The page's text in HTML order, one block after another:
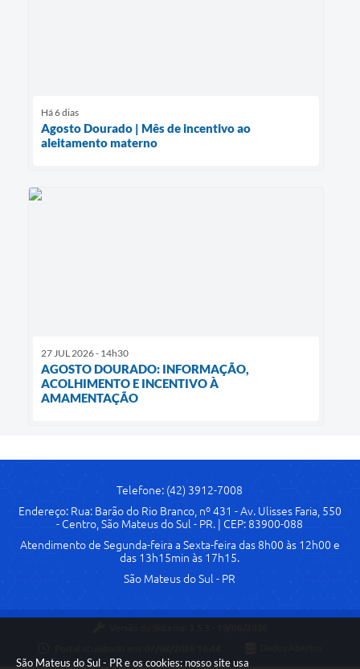
São Mateus do Sul - PR e os cookies: nosso site usa
Há 6 dias
Agosto Dourado | Mês de incentivo ao
aleitamento materno
27 JUL 2026 - 14h30
AGOSTO DOURADO: INFORMAÇÃO,
ACOLHIMENTO E INCENTIVO À
AMAMENTAÇÃO
Telefone: (42) 3912-7008
Endereço: Rua: Barão do Rio Branco, nº 431 - Av. Ulisses Faria, 550
- Centro, São Mateus do Sul - PR. | CEP: 83900-088
Atendimento de Segunda-feira a Sexta-feira das 8h00 às 12h00 e
das 13h15min às 17h15.
São Mateus do Sul - PR